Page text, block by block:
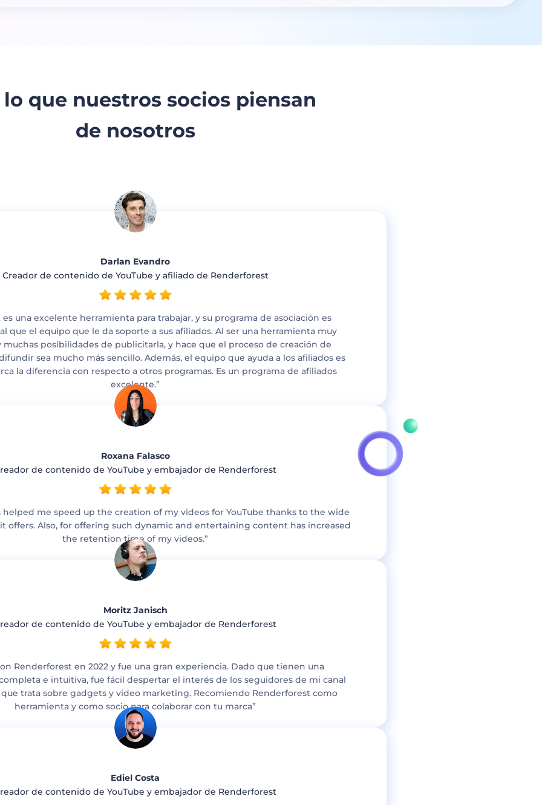
que nuestros socios piensan
de nosotros
Darlan Evandro
Creador de contenido de YouTube y afiliado de Renderforest
es una excelente herramienta para trabajar, y su programa de asociación es
que el equipo que le da soporte a sus afiliados. Al ser una herramienta muy
muchas posibilidades de publicitarla, y hace que el proceso de creación de
sea mucho más sencillo. Además, el equipo que ayuda a los afiliados es
la diferencia con respecto a otros programas. Es un programa de afiliados
excelente.”
Roxana Falasco
de contenido de YouTube y embajador de Renderforest
helped me speed up the creation of my videos for YouTube thanks to the wide
offers. Also, for offering such dynamic and entertaining content has increased
the retention time of my videos.”
Moritz Janisch
de contenido de YouTube y embajador de Renderforest
Renderforest en 2022 y fue una gran experiencia. Dado que tienen una
e intuitiva, fue fácil despertar el interés de los seguidores de mi canal
que trata sobre gadgets y video marketing. Recomiendo Renderforest como
herramienta y como socio para colaborar con tu marca”
Ediel Costa
de contenido de YouTube y embajador de Renderforest